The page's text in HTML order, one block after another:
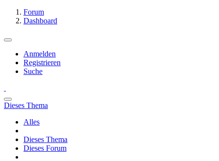
Forum
Dashboard
Anmelden
Registrieren
Suche
Dieses Thema
Alles
Dieses Thema
Dieses Forum